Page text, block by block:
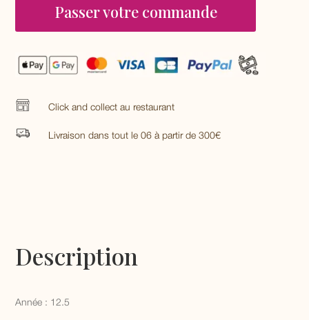
Passer votre commande
Click and collect au restaurant
Livraison dans tout le 06 à partir de 300€
Description
Année : 12.5